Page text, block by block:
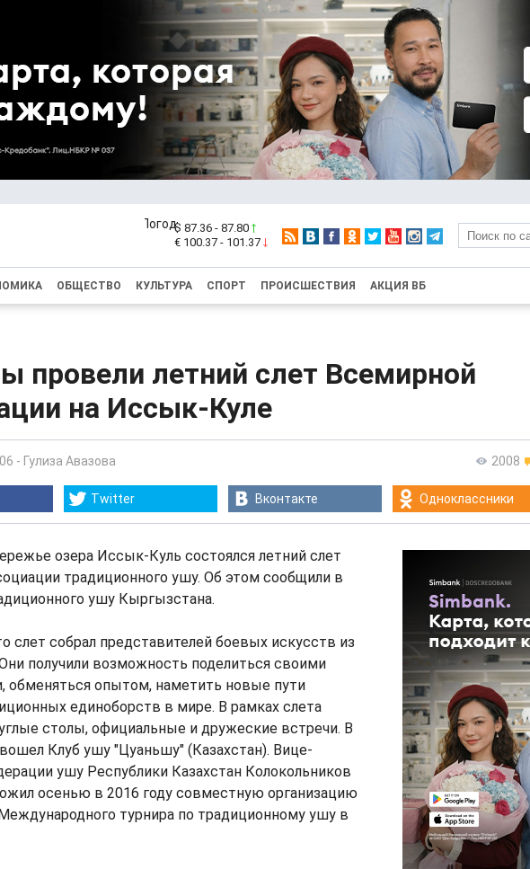
$ 87.36 - 87.80
€ 100.37 - 101.37
ОБЩЕСТВО КУЛЬТУРА СПОРТ ПРОИСШЕСТВИЯ АКЦИЯ ВБ
провели летний слет Всемирной
на Иссык-Куле
2008
- Гулиза Авазова
Twitter Вконтакте Одноклассники
озера Иссык-Куль состоялся летний слет
традиционного ушу. Об этом сообщили в
ушу Кыргызстана.
слет собрал представителей боевых искусств из
получили возможность поделиться своими
обменяться опытом, наметить новые пути
единоборств в мире. В рамках слета
столы, официальные и дружеские встречи. В
Клуб ушу "Цуаньшу" (Казахстан). Вице-
ушу Республики Казахстан Колокольников
осенью в 2016 году совместную организацию
турнира по традиционному ушу в